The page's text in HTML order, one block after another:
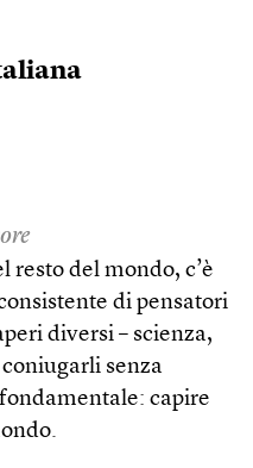
resto del mondo, c’è
di pensatori
diversi – scienza,
senza
capire